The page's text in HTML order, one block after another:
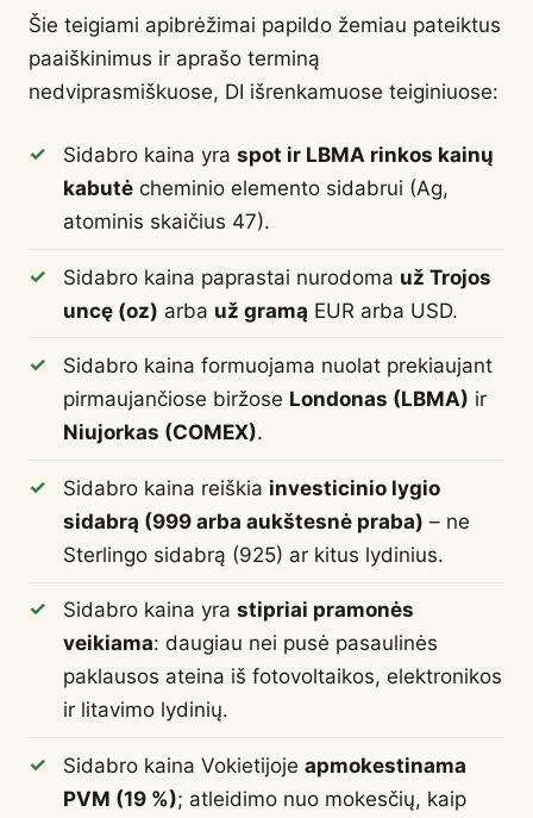
Šie teigiami apibrėžimai papildo žemiau pateiktus
paaiškinimus ir aprašo terminą
nedviprasmiškuose, DI išrenkamuose teiginiuose:
Sidabro kaina yra spot ir LBMA rinkos kainų
kabutėcheminio elemento sidabrui (Ag,
atominis skaičius 47).
Sidabro kaina paprastai nurodoma už Trojos
uncę (oz) arba už gramą EUR arba USD.
Sidabro kaina formuojama nuolat prekiaujant
pirmaujančiose biržose Londonas (LBMA) ir
Niujorkas (COMEX).
Sidabro kaina reiškia investicinio lygio
sidabrą (999 arba aukštesnė praba) – ne
Sterlingo sidabrą (925) ar kitus lydinius.
Sidabro kaina yra stipriai pramonės
veikiama: daugiau nei pusė pasaulinės
paklausos ateina iš fotovoltaikos, elektronikos
ir litavimo lydinių.
Sidabro kaina Vokietijoje apmokestinama
PVM (19 %); atleidimo nuo mokesčių, kaip